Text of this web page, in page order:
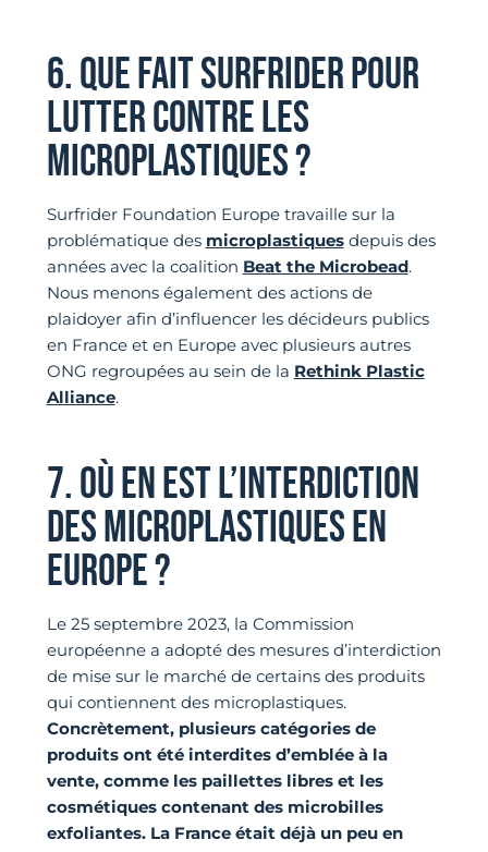
6. QUE FAIT SURFRIDER POUR
LUTTER CONTRE LES
MICROPLASTIQUES ?
Surfrider Foundation Europe travaille sur la
problématique des microplastiquesdepuis des
années avec la coalition Beat the Microbead.
Nous menons également des actions de
plaidoyer afin d’influencer les décideurs publics
en France et en Europe avec plusieurs autres
ONG regroupées au sein de la Rethink Plastic
Alliance.
7. OÙ EN EST L’INTERDICTION
DES MICROPLASTIQUES EN
EUROPE ?
Le 25 septembre 2023, la Commission
européenne a adopté des mesures d’interdiction
de mise sur le marché de certains des produits
qui contiennent des microplastiques.
Concrètement, plusieurs catégories de
produits ont été interdites d’emblée à la
vente, comme les paillettes libres et les
cosmétiques contenant des microbilles
exfoliantes. La France était déjà un peu en